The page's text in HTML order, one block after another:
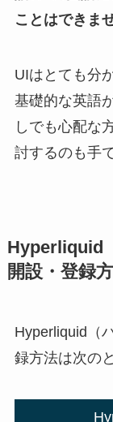
ことはできま
UIはとても分
基礎的な英語
しでも心配な
討するのも手で
Hyperliquid
開設・登録
Hyperliquid（
録方法は次の